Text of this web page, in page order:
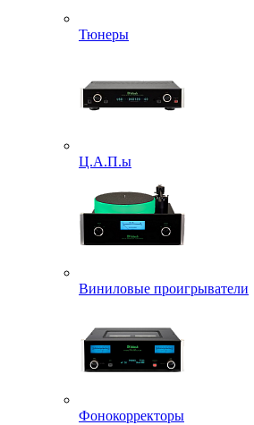
Тюнеры
Ц.А.П.ы
Виниловые проигрыватели
Фонокорректоры